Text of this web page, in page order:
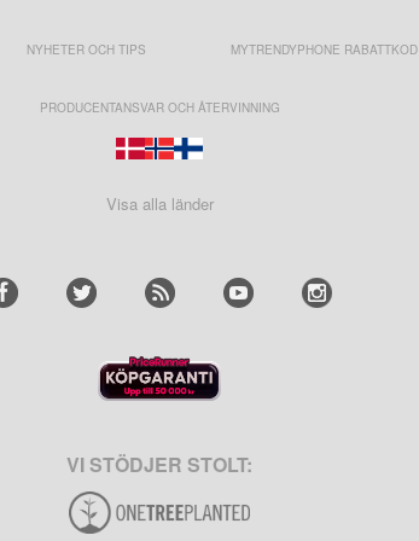
NYHETER OCH TIPS MYTRENDYPHONE RABATTKOD
PRODUCENTANSVAR OCH ÅTERVINNING
Visa alla länder
VI STÖDJER STOLT: